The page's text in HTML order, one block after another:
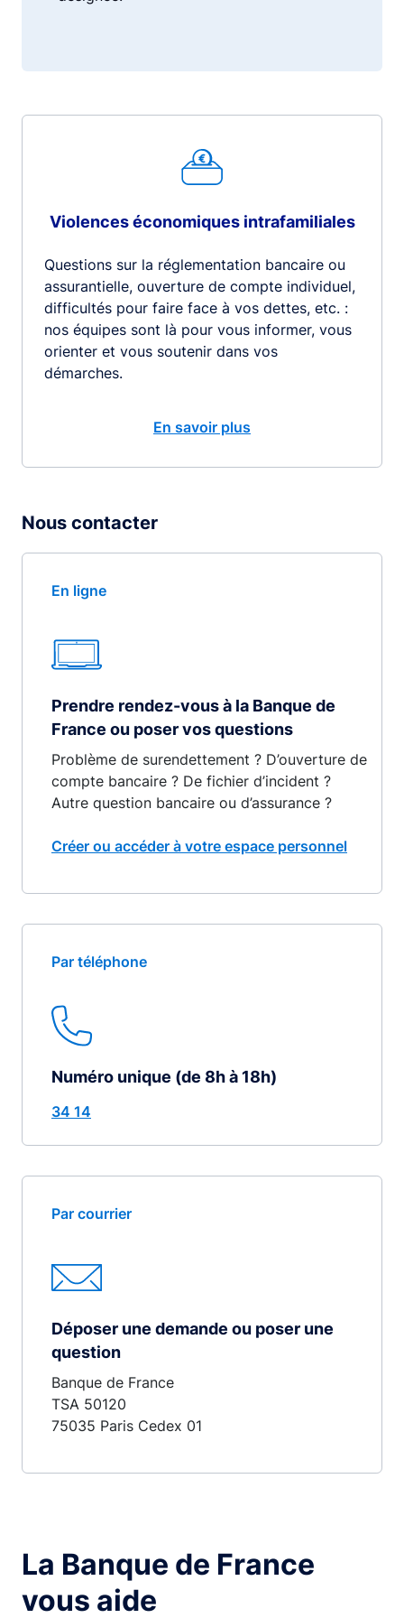
Violences économiques intrafamiliales
Questions sur la réglementation bancaire ou
assurantielle, ouverture de compte individuel,
difficultés pour faire face à vos dettes, etc. :
nos équipes sont là pour vous informer, vous
orienter et vous soutenir dans vos
démarches.
En savoir plus
Nous contacter
En ligne
Prendre rendez-vous à la Banque de
France ou poser vos questions
Problème de surendettement ? D’ouverture de
compte bancaire ? De fichier d’incident ?
Autre question bancaire ou d’assurance ?
Créer ou accéder à votre espace personnel
Par téléphone
Numéro unique (de 8h à 18h)
34 14
Par courrier
Déposer une demande ou poser une
question
Banque de France
TSA 50120
75035 Paris Cedex 01
La Banque de France
vous aide